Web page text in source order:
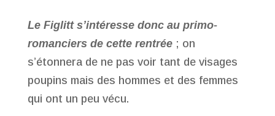
Le Figlitt s’intéresse donc au primo-
romanciers de cette rentrée; on
s’étonnera de ne pas voir tant de visages
poupins mais des hommes et des femmes
qui ont un peu vécu.